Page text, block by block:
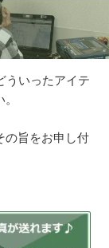
ういったアイテ
の旨をお申し付